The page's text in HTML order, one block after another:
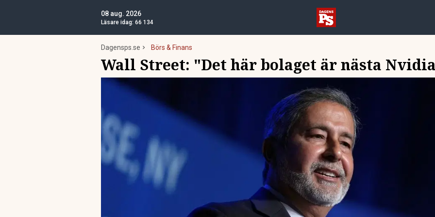
08 aug. 2026
Läsare idag: 66 134
Dagensps.se Börs & Finans
Wall Street: "Det här bolaget är nästa